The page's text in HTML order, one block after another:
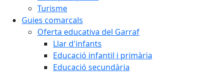
Turisme
Guies comarcals
Oferta educativa del Garraf
Llar d'infants
Educació infantil i primària
Educació secundària